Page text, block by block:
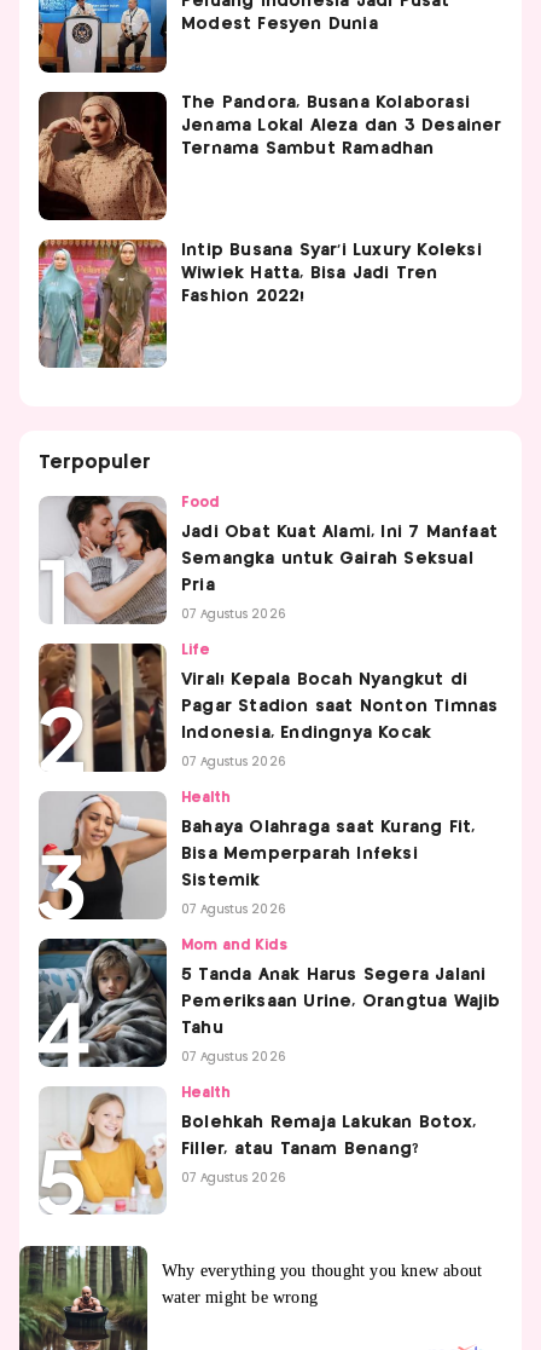
Modest Fesyen Dunia
The Pandora, Busana Kolaborasi
Jenama Lokal Aleza dan 3 Desainer
Ternama Sambut Ramadhan
Intip Busana Syar'i Luxury Koleksi
Wiwiek Hatta, Bisa Jadi Tren
Fashion 2022!
Terpopuler
Food
Jadi Obat Kuat Alami, Ini 7 Manfaat
Semangka untuk Gairah Seksual
Pria
07 Agustus 2026
Life
Viral! Kepala Bocah Nyangkut di
Pagar Stadion saat Nonton Timnas
Indonesia, Endingnya Kocak
07 Agustus 2026
Health
Bahaya Olahraga saat Kurang Fit,
Bisa Memperparah Infeksi
Sistemik
07 Agustus 2026
Mom and Kids
5 Tanda Anak Harus Segera Jalani
Pemeriksaan Urine, Orangtua Wajib
Tahu
07 Agustus 2026
Health
Bolehkah Remaja Lakukan Botox,
Filler, atau Tanam Benang?
07 Agustus 2026